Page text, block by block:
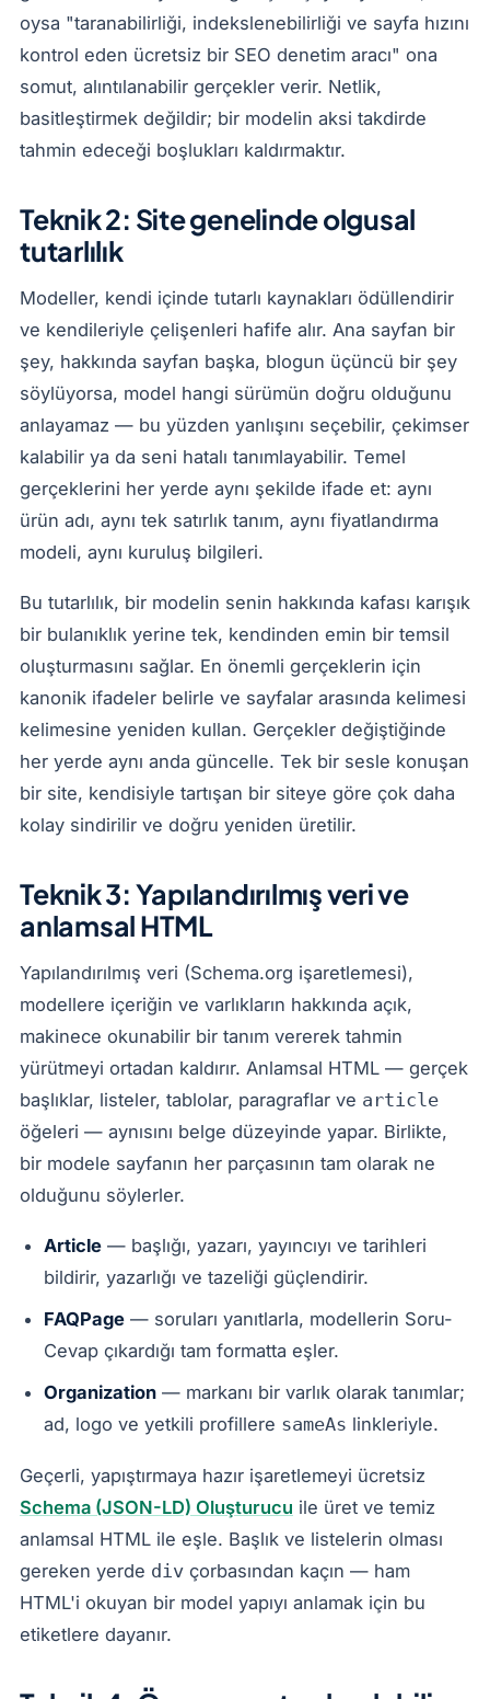
oysa "taranabilirliği, indekslenebilirliği ve sayfa hızını
kontrol eden ücretsiz bir SEO denetim aracı" ona
somut, alıntılanabilir gerçekler verir. Netlik,
basitleştirmek değildir; bir modelin aksi takdirde
tahmin edeceği boşlukları kaldırmaktır.
Teknik 2: Site genelinde olgusal
tutarlılık
Modeller, kendi içinde tutarlı kaynakları ödüllendirir
ve kendileriyle çelişenleri hafife alır. Ana sayfan bir
şey, hakkında sayfan başka, blogun üçüncü bir şey
söylüyorsa, model hangi sürümün doğru olduğunu
anlayamaz — bu yüzden yanlışını seçebilir, çekimser
kalabilir ya da seni hatalı tanımlayabilir. Temel
gerçeklerini her yerde aynı şekilde ifade et: aynı
ürün adı, aynı tek satırlık tanım, aynı fiyatlandırma
modeli, aynı kuruluş bilgileri.
Bu tutarlılık, bir modelin senin hakkında kafası karışık
bir bulanıklık yerine tek, kendinden emin bir temsil
oluşturmasını sağlar. En önemli gerçeklerin için
kanonik ifadeler belirle ve sayfalar arasında kelimesi
kelimesine yeniden kullan. Gerçekler değiştiğinde
her yerde aynı anda güncelle. Tek bir sesle konuşan
bir site, kendisiyle tartışan bir siteye göre çok daha
kolay sindirilir ve doğru yeniden üretilir.
Teknik 3: Yapılandırılmış veri ve
anlamsal HTML
Yapılandırılmış veri (Schema.org işaretlemesi),
modellere içeriğin ve varlıkların hakkında açık,
makinece okunabilir bir tanım vererek tahmin
yürütmeyi ortadan kaldırır. Anlamsal HTML — gerçek
başlıklar, listeler, tablolar, paragraflar ve article
öğeleri — aynısını belge düzeyinde yapar. Birlikte,
bir modele sayfanın her parçasının tam olarak ne
olduğunu söylerler.
Article — başlığı, yazarı, yayıncıyı ve tarihleri
bildirir, yazarlığı ve tazeliği güçlendirir.
FAQPage — soruları yanıtlarla, modellerin Soru-
Cevap çıkardığı tam formatta eşler.
Organization — markanı bir varlık olarak tanımlar;
ad, logo ve yetkili profillere sameAs linkleriyle.
Geçerli, yapıştırmaya hazır işaretlemeyi ücretsiz
Schema (JSON-LD) Oluşturucu ile üret ve temiz
anlamsal HTML ile eşle. Başlık ve listelerin olması
gereken yerde div çorbasından kaçın — ham
HTML'i okuyan bir model yapıyı anlamak için bu
etiketlere dayanır.